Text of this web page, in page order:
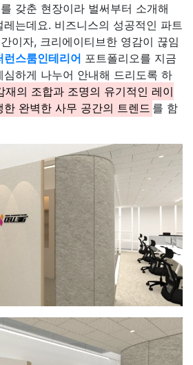
갖춘 현장이라 벌써부터 소개해
는데요. 비즈니스의 성공적인 파트
이자, 크리에이티브한 영감이 끊임
런스룸인테리어 포트폴리오를 지금
하게 나누어 안내해 드리도록 하
재의 조합과 조명의 유기적인 레이
완벽한 사무 공간의 트렌드 를 함